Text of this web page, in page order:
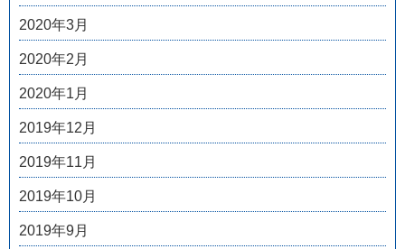
2020年3月
2020年2月
2020年1月
2019年12月
2019年11月
2019年10月
2019年9月